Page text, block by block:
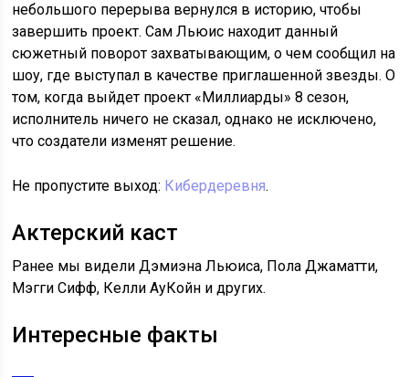
небольшого перерыва вернулся в историю, чтобы
завершить проект. Сам Льюис находит данный
сюжетный поворот захватывающим, о чем сообщил на
шоу, где выступал в качестве приглашенной звезды. О
том, когда выйдет проект «Миллиарды» 8 сезон,
исполнитель ничего не сказал, однако не исключено,
что создатели изменят решение.
Не пропустите выход: Кибердеревня.
Актерский каст
Ранее мы видели Дэмиэна Льюиса, Пола Джаматти,
Мэгги Сифф, Келли АуКойн и других.
Интересные факты